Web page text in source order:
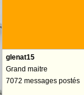
glenat15
Grand maitre
7072 messages postés